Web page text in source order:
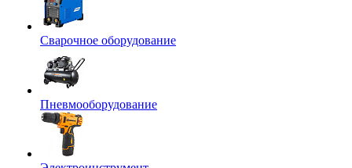
Сварочное оборудование
Пневмооборудование